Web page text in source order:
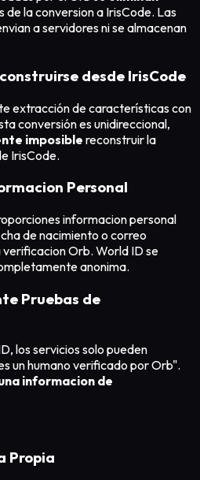
de la conversion a IrisCode. Las
a servidores ni se almacenan
desde IrisCode
extracción de características con
conversión es unidireccional,
imposible reconstruir la
IrisCode.
Personal
informacion personal
de nacimiento o correo
Orb. World ID se
anonima.
Pruebas de
los servicios solo pueden
un humano verificado por Orb".
informacion de
Propia